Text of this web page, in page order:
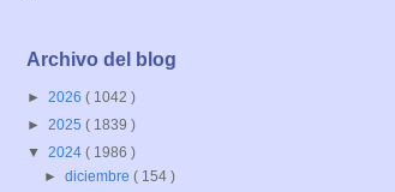
Archivo del blog
► 2026 ( 1042 )
► 2025 ( 1839 )
▼ 2024 ( 1986 )
►diciembre( 154 )